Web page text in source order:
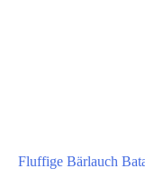
Fluffige Bärlauch